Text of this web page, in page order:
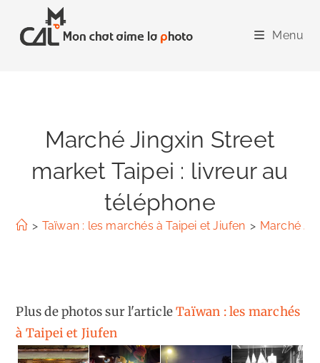
content
Menu
Marché Jingxin Street
market Taipei : livreur au
téléphone
> Taïwan : les marchés à Taipei et Jiufen > Marché
Plus de photos sur l'articleTaïwan : les marchés
à Taipei et Jiufen